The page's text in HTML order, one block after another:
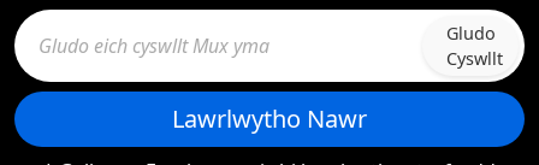
Gludo
Cyswllt
Lawrlwytho Nawr